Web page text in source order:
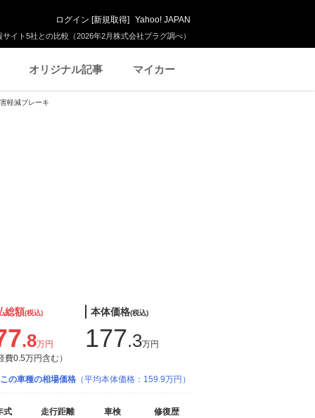
イト5社との比較（2026年2月株式会社プラグ調べ）
ログイン [新規取得] Yahoo! JAPAN
オリジナル記事 マイカー
軽減ブレーキ
総額(税込)
.8万円
費0.5万円含む）
本体価格(税込)
177.3万円
この車種の相場価格 （平均本体価格：159.9万円）
式
走行距離
車検
修復歴